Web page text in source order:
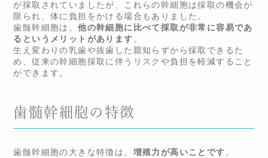
が採取されていましたが、これらの幹細胞は採取の機会が
限られ、体に負担をかける場合もありました。
歯髄幹細胞は、他の幹細胞に比べて採取が非常に容易であ
るというメリットがあります 。
生え変わりの乳歯や抜歯した親知らずから採取できるた
め、従来の幹細胞採取に伴うリスクや負担を軽減すること
ができます。
歯髄幹細胞の特徴
歯髄幹細胞の大きな特徴は、 増殖力が高いことです 。